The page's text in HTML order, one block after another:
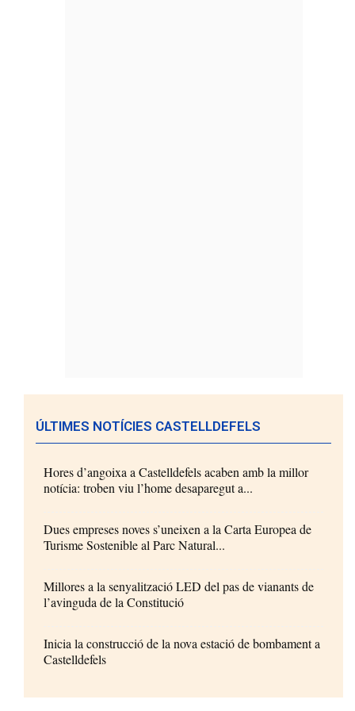
ÚLTIMES NOTÍCIES CASTELLDEFELS
Hores d’angoixa a Castelldefels acaben amb la millor
notícia: troben viu l’home desaparegut a...
Dues empreses noves s’uneixen a la Carta Europea de
Turisme Sostenible al Parc Natural...
Millores a la senyalització LED del pas de vianants de
l’avinguda de la Constitució
Inicia la construcció de la nova estació de bombament a
Castelldefels